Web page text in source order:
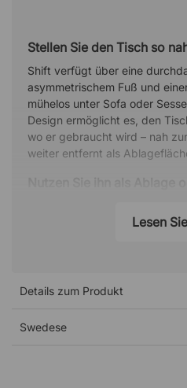
Stellen Sie den Tisch so
Shift verfügt über eine
asymmetrischem Fuß und
mühelos unter Sofa oder
Design ermöglicht es, den
wo er gebraucht wird – nah
weiter entfernt als
Ablagefläche oder den
Tischplatte aus
Lesen
Details zum Produkt
Swedese